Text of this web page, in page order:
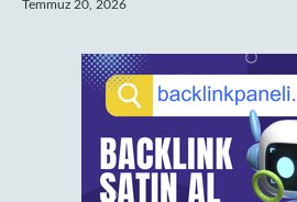
Temmuz 20, 2026